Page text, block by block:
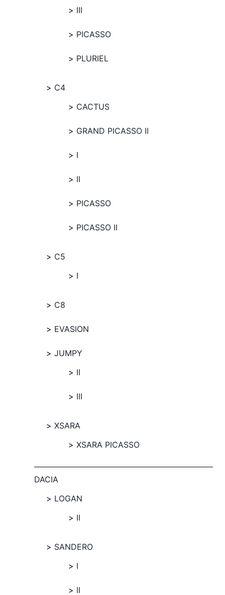
III
PICASSO
PLURIEL
C4
CACTUS
GRAND PICASSO II
I
II
PICASSO
PICASSO II
C5
I
C8
EVASION
JUMPY
II
III
XSARA
XSARA PICASSO
DACIA
LOGAN
II
SANDERO
I
II